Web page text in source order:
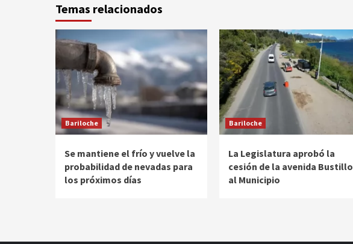
Temas relacionados
Bariloche
Se mantiene el frío y vuelve la
probabilidad de nevadas para
los próximos días
Bariloche
La Legislatura aprobó la
cesión de la avenida Bustillo
al Municipio